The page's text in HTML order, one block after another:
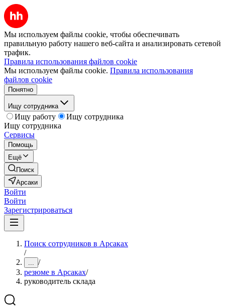
Мы используем файлы cookie, чтобы обеспечивать
правильную работу нашего веб-сайта и анализировать сетевой
трафик.
Правила использования файлов cookie
Мы используем файлы cookie. Правила использования
файлов cookie
Понятно
Ищу сотрудника
Ищу работу
Ищу сотрудника
Ищу сотрудника
Сервисы
Помощь
Ещё
Поиск
Арсаки
Войти
Войти
Зарегистрироваться
Поиск сотрудников в Арсаках
/
... /
резюме в Арсаках/
руководитель склада